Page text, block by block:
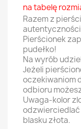
na tabelę
Razem z
Pierścionek
pudełko!
Na wyrób
Jeżeli
oczekiwaniom
odbioru
Uwaga-kolor
odzwierciedlać
blasku złota.